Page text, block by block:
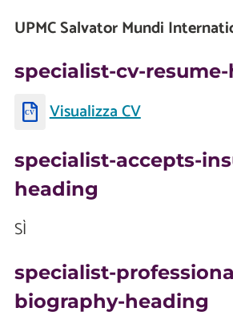
UPMC Salvator Mundi
specialist-cv-
Visualizza CV
specialist-accepts-
heading
SÌ
specialist-
biography-heading